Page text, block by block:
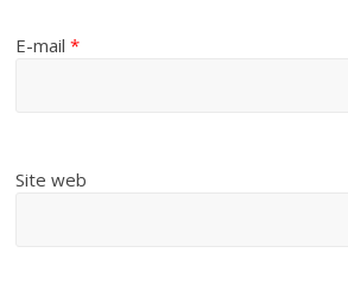
E-mail*
Site web